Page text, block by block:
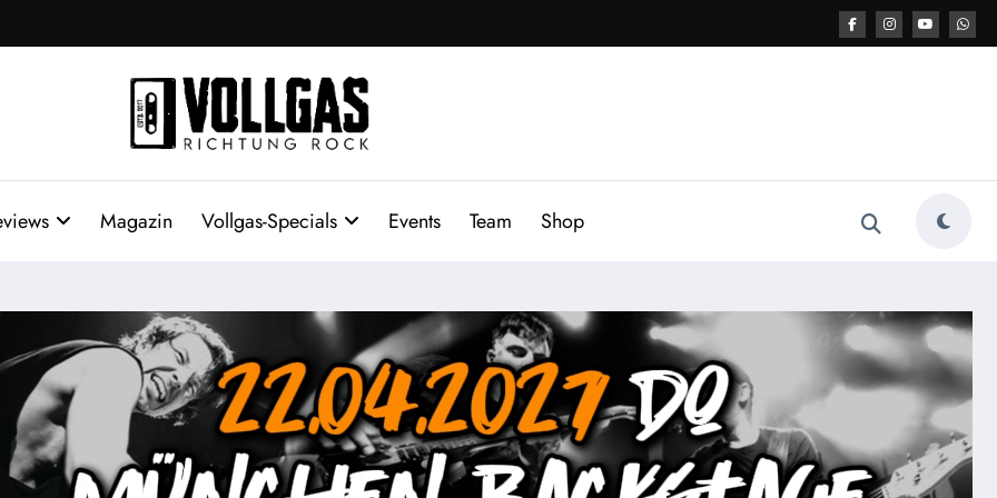
Magazin Vollgas-Specials Events Team Shop